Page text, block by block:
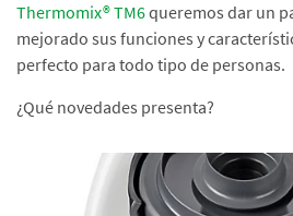
Thermomix® TM6queremos dar un
mejorado sus funciones y
perfecto para todo tipo de personas.
¿Qué novedades presenta?